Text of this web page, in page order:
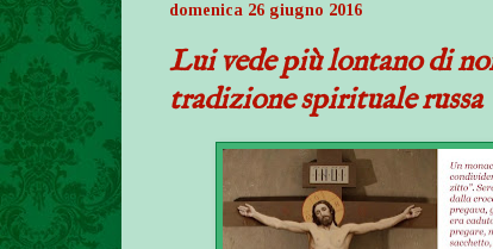
domenica 26 giugno 2016
Lui vede più lontano di
tradizione spirituale russa